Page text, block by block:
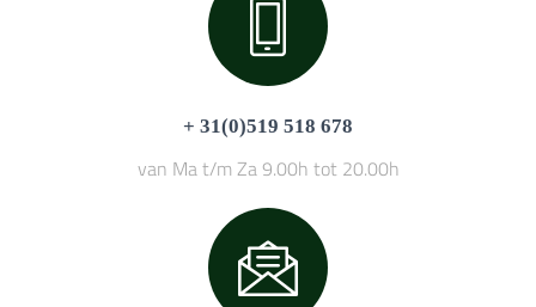
+ 31(0)519 518 678
van Ma t/m Za 9.00h tot 20.00h